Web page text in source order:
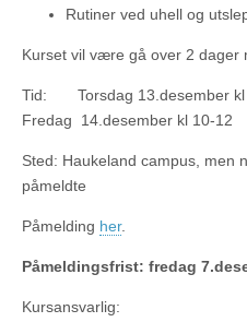
Rutiner ved uhell og
Kurset vil være gå over 2 dager
Tid: Torsdag 13.desember kl
Fredag 14.desember kl 10-12
Sted: Haukeland campus, men
påmeldte
Påmelding her.
Påmeldingsfrist: fredag
Kursansvarlig: